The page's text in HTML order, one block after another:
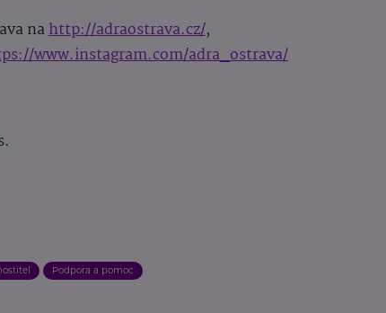
nahttp://adraostrava.cz/,
www.instagram.com/adra_ostrava/
Podpora a pomoc